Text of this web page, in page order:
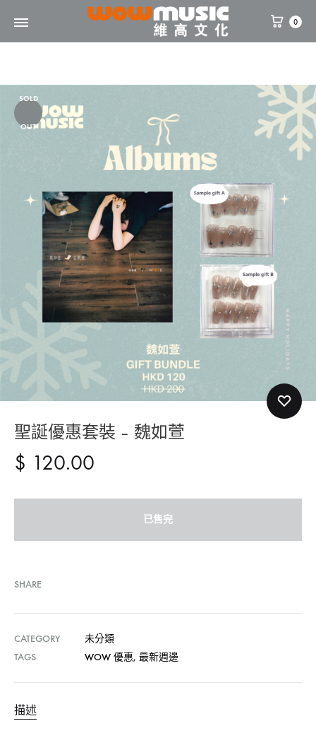
WOW
維
文
0
SOLD
OUT
聖誕優惠套裝 – 魏如萱
$ 120.00
已售完
SHARE
CATEGORY
未分類
TAGS
WOW 優惠, 最新週邊
描述